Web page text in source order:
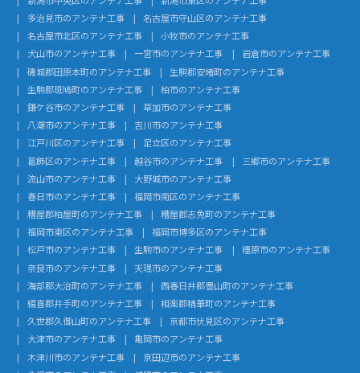
多治見市のアンテナ工事
名古屋市守山区のアンテナ工事
名古屋市北区のアンテナ工事
小牧市のアンテナ工事
犬山市のアンテナ工事
一宮市のアンテナ工事
岩倉市のアンテナ工事
磯城郡田原本町のアンテナ工事
生駒郡安堵町のアンテナ工事
生駒郡斑鳩町のアンテナ工事
柏市のアンテナ工事
鎌ケ谷市のアンテナ工事
草加市のアンテナ工事
八潮市のアンテナ工事
吉川市のアンテナ工事
江戸川区のアンテナ工事
足立区のアンテナ工事
葛飾区のアンテナ工事
越谷市のアンテナ工事
三郷市のアンテナ工事
流山市のアンテナ工事
大野城市のアンテナ工事
春日市のアンテナ工事
福岡市南区のアンテナ工事
糟屋郡粕屋町のアンテナ工事
糟屋郡志免町のアンテナ工事
福岡市東区のアンテナ工事
福岡市博多区のアンテナ工事
松戸市のアンテナ工事
生駒市のアンテナ工事
橿原市のアンテナ工事
奈良市のアンテナ工事
天理市のアンテナ工事
海部郡大治町のアンテナ工事
西春日井郡豊山町のアンテナ工事
綴喜郡井手町のアンテナ工事
相楽郡精華町のアンテナ工事
久世郡久御山町のアンテナ工事
京都市伏見区のアンテナ工事
大津市のアンテナ工事
亀岡市のアンテナ工事
木津川市のアンテナ工事
京田辺市のアンテナ工事